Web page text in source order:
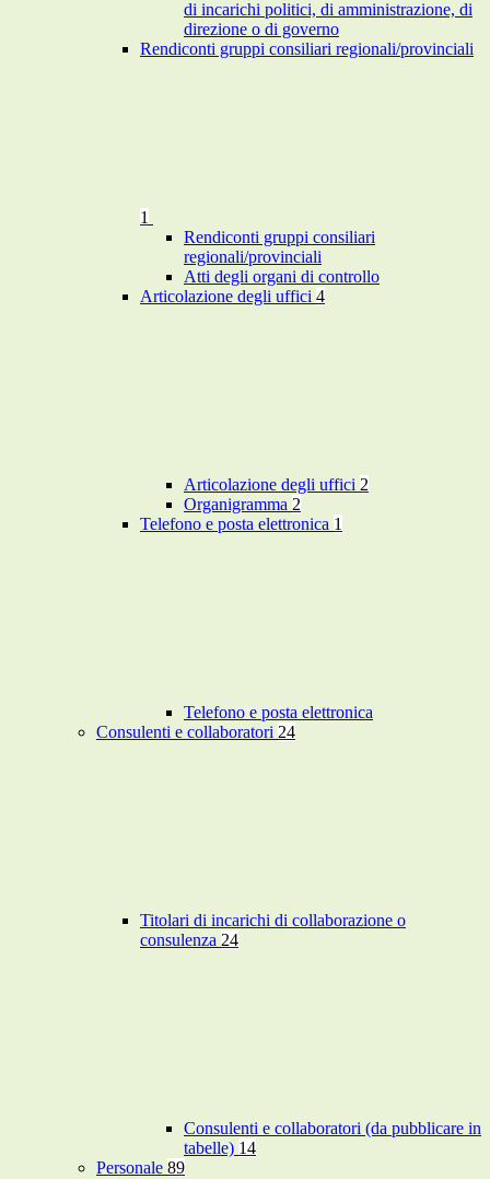
di incarichi politici, di amministrazione, di
direzione o di governo
Rendiconti gruppi consiliari regionali/provinciali
1
Rendiconti gruppi consiliari
regionali/provinciali
Atti degli organi di controllo
Articolazione degli uffici 4
Articolazione degli uffici 2
Organigramma 2
Telefono e posta elettronica 1
Telefono e posta elettronica
Consulenti e collaboratori 24
Titolari di incarichi di collaborazione o
consulenza 24
Consulenti e collaboratori (da pubblicare in
tabelle) 14
Personale 89